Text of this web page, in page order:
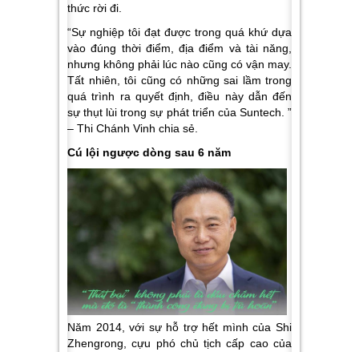
thức rời đi.
“Sự nghiệp tôi đạt được trong quá khứ dựa
vào đúng thời điểm, địa điểm và tài năng,
nhưng không phải lúc nào cũng có vận may.
Tất nhiên, tôi cũng có những sai lầm trong
quá trình ra quyết định, điều này dẫn đến
sự thụt lùi trong sự phát triển của Suntech. ”
– Thi Chánh Vinh chia sẻ.
Cú lội ngược dòng sau 6 năm
Năm 2014, với sự hỗ trợ hết mình của Shi
Zhengrong, cựu phó chủ tịch cấp cao của